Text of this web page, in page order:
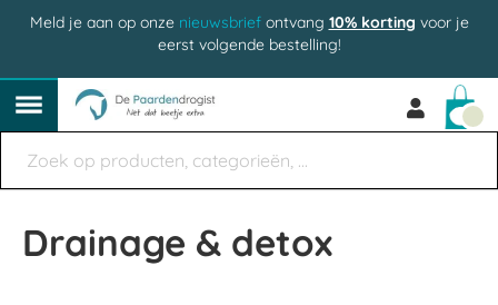
Meld je aan op onze nieuwsbriefontvang 10% korting voor je
eerst volgende bestelling!
Drainage & detox